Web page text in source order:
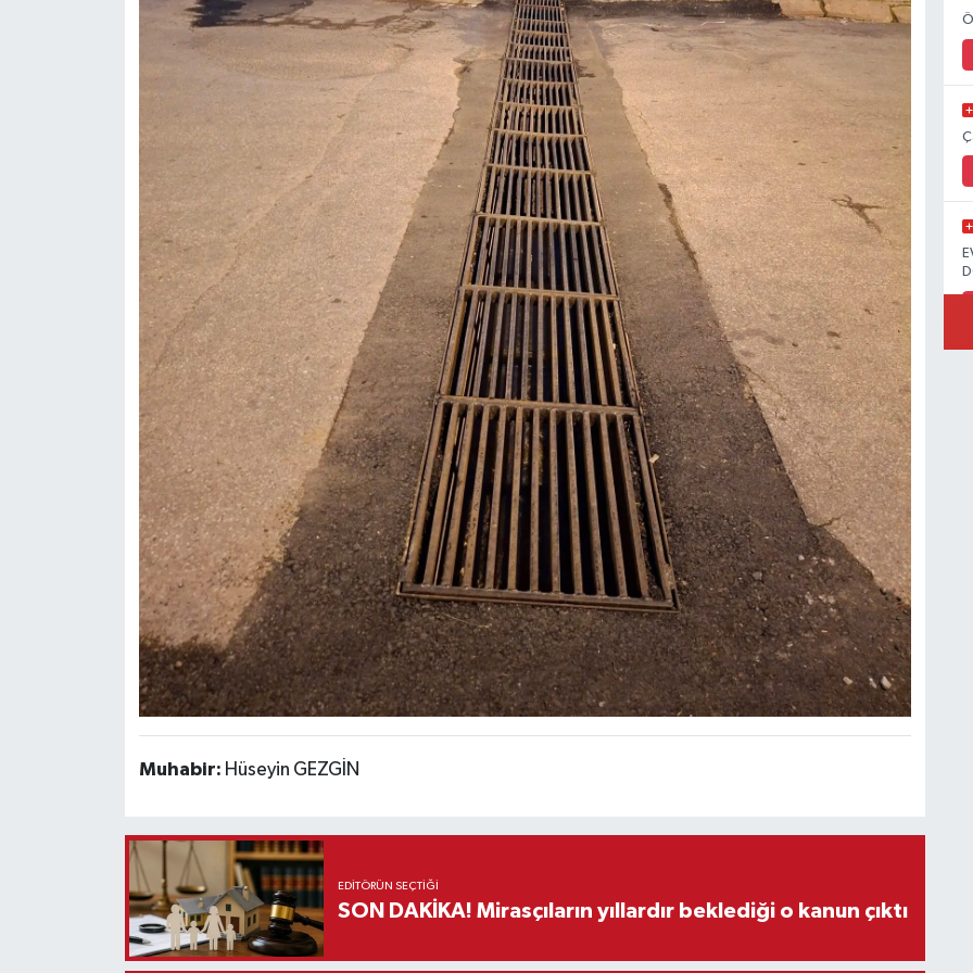
Muhabir: Hüseyin GEZGİN
EDITÖRÜN SEÇTIĞI
SON DAKİKA! Mirasçıların yıllardır beklediği o kanun çıktı